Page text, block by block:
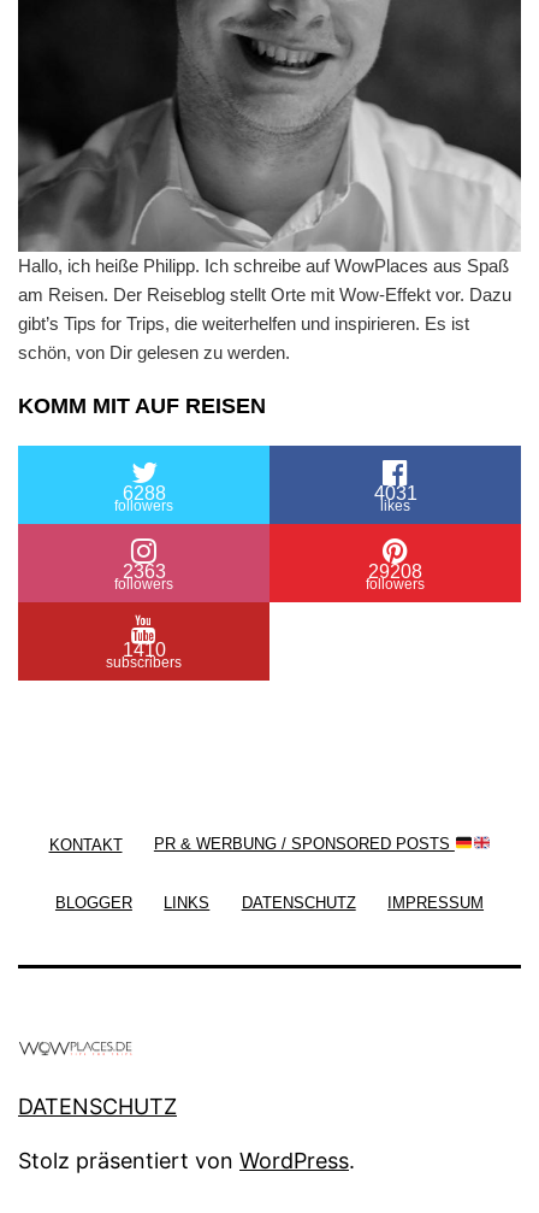
Hallo, ich heiße Philipp. Ich schreibe auf WowPlaces aus Spaß
am Reisen. Der Reiseblog stellt Orte mit Wow-Effekt vor. Dazu
gibt’s Tips for Trips, die weiterhelfen und inspirieren. Es ist
schön, von Dir gelesen zu werden.
KOMM MIT AUF REISEN
6288
followers
4031
likes
2363
followers
29208
followers
1410
subscribers
KONTAKT PR & WERBUNG / SPONSORED POSTS
BLOGGER LINKS DATENSCHUTZ IMPRESSUM
DATENSCHUTZ
Stolz präsentiert von WordPress.